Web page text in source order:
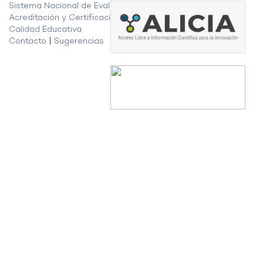
Sistema Nacional de Evaluación,
Acreditación y Certificación de la
Calidad Educativa
Contacto
Sugerencias